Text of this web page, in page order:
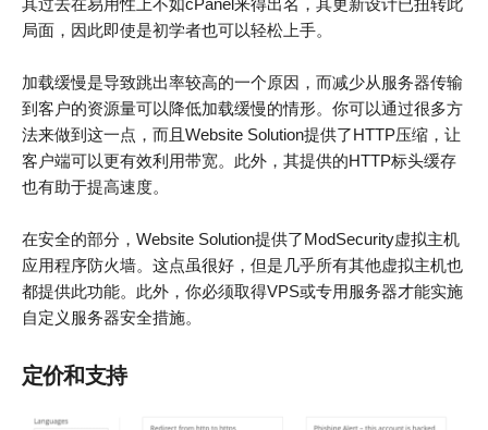
局面，因此即使是初学者也可以轻松上手。
加载缓慢是导致跳出率较高的一个原因，而减少从服务器传输
到客户的资源量可以降低加载缓慢的情形。你可以通过很多方
法来做到这一点，而且Website Solution提供了HTTP压缩，让
客户端可以更有效利用带宽。此外，其提供的HTTP标头缓存
也有助于提高速度。
在安全的部分，Website Solution提供了ModSecurity虚拟主机
应用程序防火墙。这点虽很好，但是几乎所有其他虚拟主机也
都提供此功能。此外，你必须取得VPS或专用服务器才能实施
自定义服务器安全措施。
定价和支持